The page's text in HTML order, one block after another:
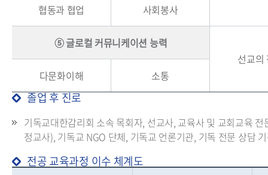
협동과 협업 사회봉사
➄ 글로컬 커뮤니케이션 능력
선교의
다문화이해
소통
졸업 후 진로
기독교대한감리회 소속 목회자, 선교사, 교육사 및 교회교육
정교사), 기독교 NGO 단체, 기독교 언론기관, 기독 전문 상담
전공 교육과정 이수 체계도